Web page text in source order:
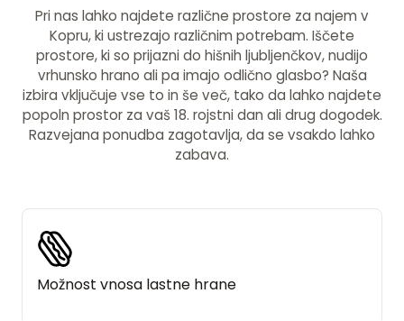
Pri nas lahko najdete različne prostore za najem v
Kopru, ki ustrezajo različnim potrebam. Iščete
prostore, ki so prijazni do hišnih ljubljenčkov, nudijo
vrhunsko hrano ali pa imajo odlično glasbo? Naša
izbira vključuje vse to in še več, tako da lahko najdete
popoln prostor za vaš 18. rojstni dan ali drug dogodek.
Razvejana ponudba zagotavlja, da se vsakdo lahko
zabava.
Možnost vnosa lastne hrane